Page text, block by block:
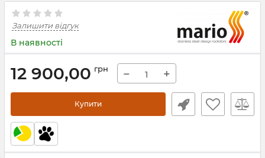
Залишити відгук
В наявності
12 900,00 грн − +
Купити